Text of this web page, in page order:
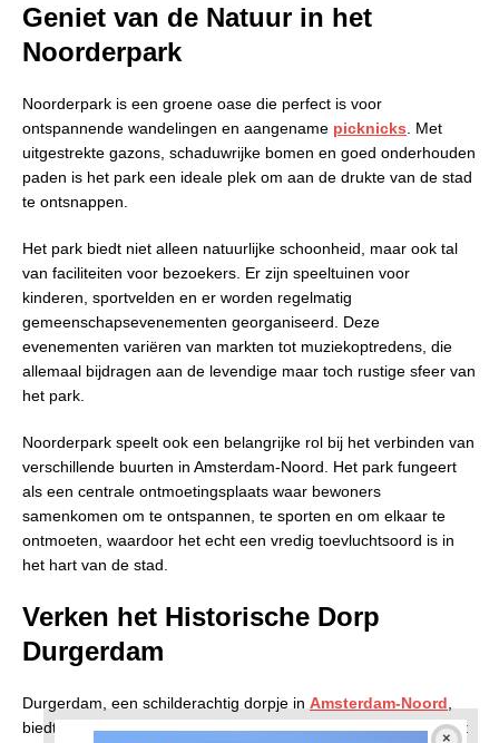
Geniet van de Natuur in het
Noorderpark
Noorderpark is een groene oase die perfect is voor
ontspannende wandelingen en aangename picknicks . Met
uitgestrekte gazons, schaduwrijke bomen en goed onderhouden
paden is het park een ideale plek om aan de drukte van de stad
te ontsnappen.
Het park biedt niet alleen natuurlijke schoonheid, maar ook tal
van faciliteiten voor bezoekers. Er zijn speeltuinen voor
kinderen, sportvelden en er worden regelmatig
gemeenschapsevenementen georganiseerd. Deze
evenementen variëren van markten tot muziekoptredens, die
allemaal bijdragen aan de levendige maar toch rustige sfeer van
het park.
Noorderpark speelt ook een belangrijke rol bij het verbinden van
verschillende buurten in Amsterdam-Noord. Het park fungeert
als een centrale ontmoetingsplaats waar bewoners
samenkomen om te ontspannen, te sporten en om elkaar te
ontmoeten, waardoor het echt een vredig toevluchtsoord is in
het hart van de stad.
Verken het Historische Dorp
Durgerdam
Durgerdam, een schilderachtig dorpje in Amsterdam-Noord
biedt een serene sfeer en pittoreske uitzichten op het water. Dit